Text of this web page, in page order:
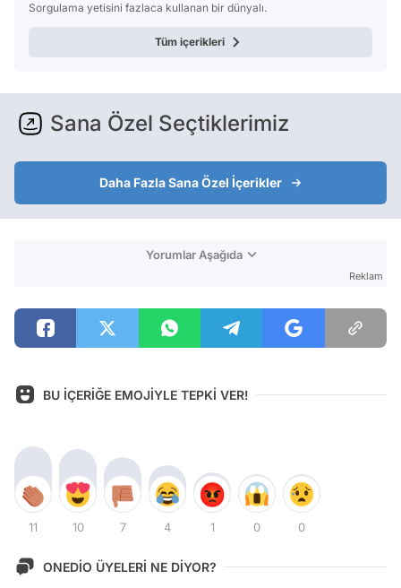
Sorgulama yetisini fazlaca kullanan bir dünyalı.
Tüm içerikleri
Sana Özel Seçtiklerimiz
Daha Fazla Sana Özel İçerikler
Yorumlar Aşağıda
Reklam
BU İÇERİĞE EMOJİYLE TEPKİ VER!
11 10 7 4 1 0 0
ONEDİO ÜYELERİ NE DİYOR?